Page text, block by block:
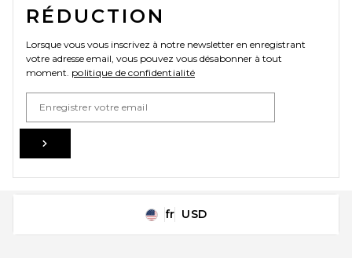
adidas Originals Handball
Spezial Sneaker in Preloved
Red, Cream White, & Crystal
$110
RÉDUCTION
Lorsque vous vous inscrivez à notre newsletter en enregistrant
votre adresse email, vous pouvez vous désabonner à tout
moment. politique de confidentialité
Change Country Regions
fr USD